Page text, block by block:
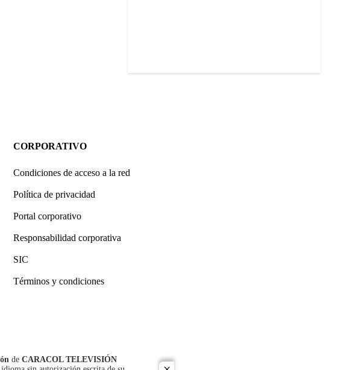
CORPORATIVO
Condiciones de acceso a la red
Política de privacidad
Portal corporativo
Responsabilidad corporativa
SIC
Términos y condiciones
de CARACOL TELEVISIÓN